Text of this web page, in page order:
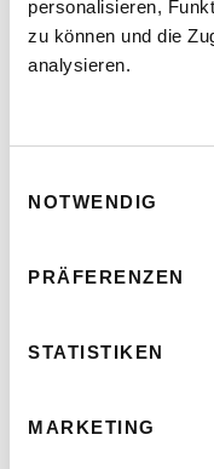
personalisieren,
zu können und die
analysieren.
NOTWENDIG
PRÄFERENZEN
STATISTIKEN
MARKETING
Tu 11.8.2026